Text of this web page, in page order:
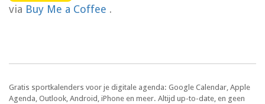
via Buy Me a Coffee .
Gratis sportkalenders voor je digitale agenda: Google Calendar, Apple
Agenda, Outlook, Android, iPhone en meer. Altijd up-to-date, en geen